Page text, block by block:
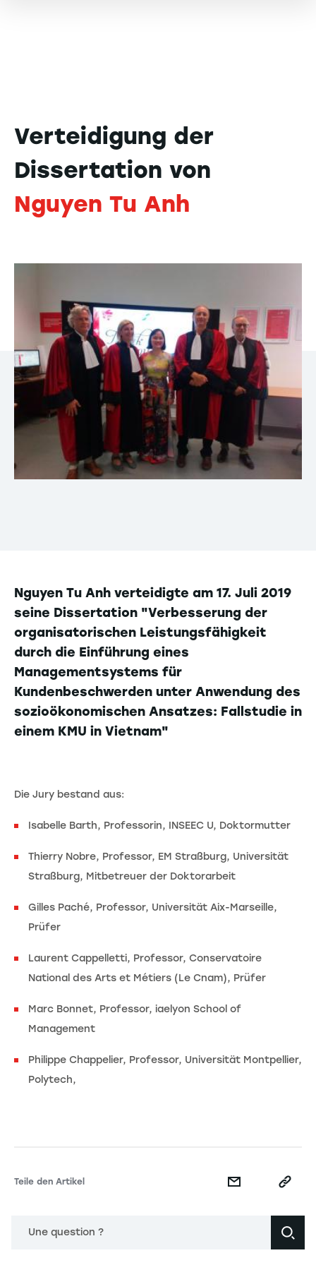
Verteidigung der
Dissertation von
Nguyen Tu Anh
Nguyen Tu Anh verteidigte am 17. Juli 2019
seine Dissertation "Verbesserung der
organisatorischen Leistungsfähigkeit
durch die Einführung eines
Managementsystems für
Kundenbeschwerden unter Anwendung des
sozioökonomischen Ansatzes: Fallstudie in
einem KMU in Vietnam"
Die Jury bestand aus:
Isabelle Barth, Professorin, INSEEC U, Doktormutter
Thierry Nobre, Professor, EM Straßburg, Universität
Straßburg, Mitbetreuer der Doktorarbeit
Gilles Paché, Professor, Universität Aix-Marseille,
Prüfer
Laurent Cappelletti, Professor, Conservatoire
National des Arts et Métiers (Le Cnam), Prüfer
Marc Bonnet, Professor, iaelyon School of
Management
Philippe Chappelier, Professor, Universität Montpellier,
Polytech,
Teile den Artikel
Une question ?